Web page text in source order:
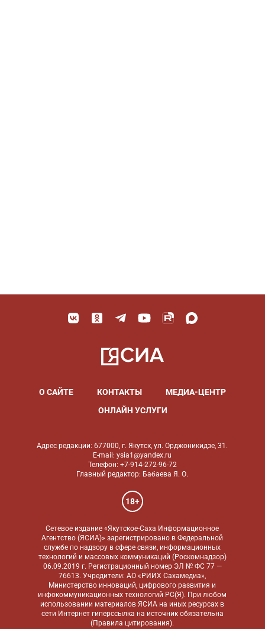
О САЙТЕ КОНТАКТЫ
МЕДИА-ЦЕНТР
ОНЛАЙН УСЛУГИ
Адрес редакции: 677000, г. Якутск, ул. Орджоникидзе, 31.
E-mail: ysia1@yandex.ru
Телефон: +7-914-272-96-72
Главный редактор: Бабаева Я. О.
18+
Сетевое издание «Якутское-Саха Информационное
Агентство (ЯСИА)» зарегистрировано в Федеральной
службе по надзору в сфере связи, информационных
технологий и массовых коммуникаций (Роскомнадзор)
06.09.2019 г. Регистрационный номер ЭЛ № ФС 77 —
76613. Учредители: АО «РИИХ Сахамедиа»,
Министерство инноваций, цифрового развития и
инфокоммуникационных технологий РС(Я). При любом
использовании материалов ЯСИА на иных ресурсах в
сети Интернет гиперссылка на источник обязательна
(Правила цитирования).